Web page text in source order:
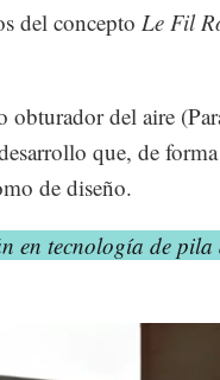
del concepto Le Fil
obturador del aire
que, de
de diseño.
en tecnología de pila